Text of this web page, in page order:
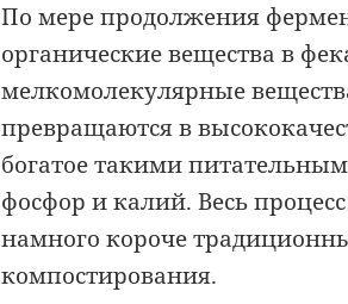
По мере продолжения
органические вещества в
мелкомолекулярные
превращаются в
богатое такими
фосфор и калий. Весь
намного короче
компостирования.